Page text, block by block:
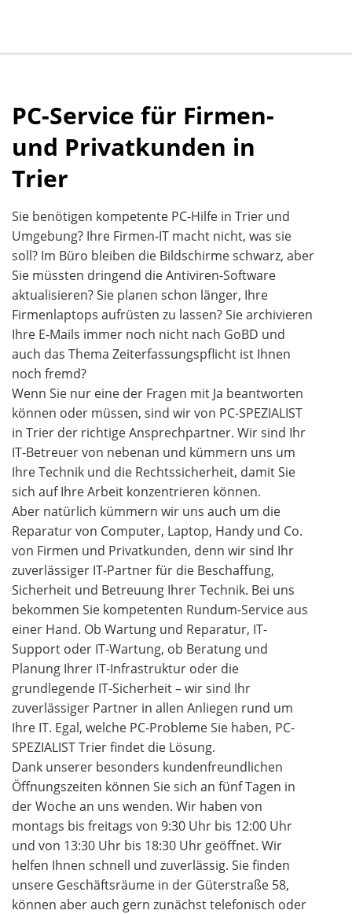
PC-Service für Firmen-
und Privatkunden in
Trier
Sie benötigen kompetente PC-Hilfe in Trier und
Umgebung? Ihre Firmen-IT macht nicht, was sie
soll? Im Büro bleiben die Bildschirme schwarz, aber
Sie müssten dringend die Antiviren-Software
aktualisieren? Sie planen schon länger, Ihre
Firmenlaptops aufrüsten zu lassen? Sie archivieren
Ihre E-Mails immer noch nicht nach GoBD und
auch das Thema Zeiterfassungspflicht ist Ihnen
noch fremd?
Wenn Sie nur eine der Fragen mit Ja beantworten
können oder müssen, sind wir von PC-SPEZIALIST
in Trier der richtige Ansprechpartner. Wir sind Ihr
IT-Betreuer von nebenan und kümmern uns um
Ihre Technik und die Rechtssicherheit, damit Sie
sich auf Ihre Arbeit konzentrieren können.
Aber natürlich kümmern wir uns auch um die
Reparatur von Computer, Laptop, Handy und Co.
von Firmen und Privatkunden, denn wir sind Ihr
zuverlässiger IT-Partner für die Beschaffung,
Sicherheit und Betreuung Ihrer Technik. Bei uns
bekommen Sie kompetenten Rundum-Service aus
einer Hand. Ob Wartung und Reparatur, IT-
Support oder IT-Wartung, ob Beratung und
Planung Ihrer IT-Infrastruktur oder die
grundlegende IT-Sicherheit – wir sind Ihr
zuverlässiger Partner in allen Anliegen rund um
Ihre IT. Egal, welche PC-Probleme Sie haben, PC-
SPEZIALIST Trier findet die Lösung.
Dank unserer besonders kundenfreundlichen
Öffnungszeiten können Sie sich an fünf Tagen in
der Woche an uns wenden. Wir haben von
montags bis freitags von 9:30 Uhr bis 12:00 Uhr
und von 13:30 Uhr bis 18:30 Uhr geöffnet. Wir
helfen Ihnen schnell und zuverlässig. Sie finden
unsere Geschäftsräume in der Güterstraße 58,
können aber auch gern zunächst telefonisch oder